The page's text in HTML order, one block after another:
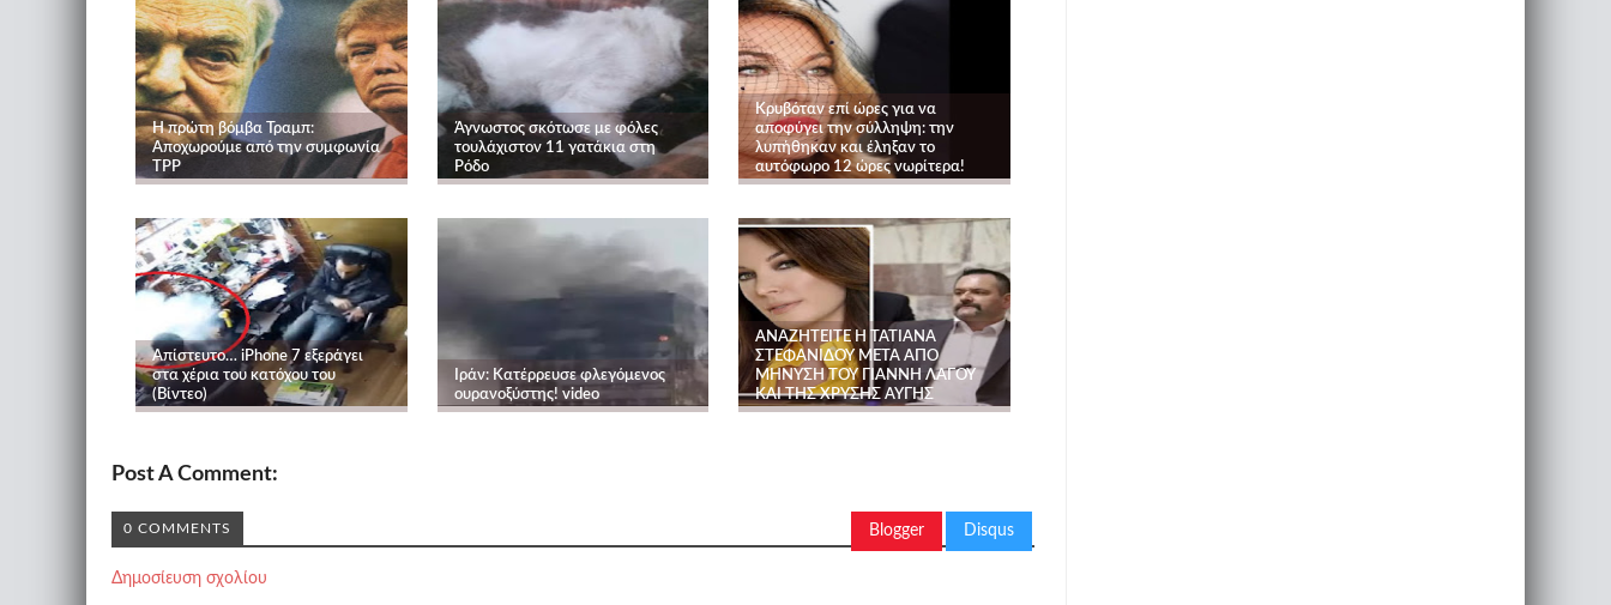
Η πρώτη βόμβα Τραμπ:
Αποχωρούμε από την συμφωνία
TPP
Άγνωστος σκότωσε με φόλες
τουλάχιστον 11 γατάκια στη
Ρόδο
Κρυβόταν επί ώρες για να
αποφύγει την σύλληψη: την
λυπήθηκαν και έληξαν το
αυτόφωρο 12 ώρες νωρίτερα!
Απίστευτο… iPhone 7 εξεράγει
στα χέρια του κατόχου του
(Βίντεο)
Ιράν: Κατέρρευσε φλεγόμενος
ουρανοξύστης! video
ΑΝΑΖΗΤΕΙΤΕ Η ΤΑΤΙΑΝΑ
ΣΤΕΦΑΝΙΔΟΥ ΜΕΤΑ ΑΠΟ
ΜΗΝΥΣΗ ΤΟΥ ΓΙΑΝΝΗ ΛΑΓΟΥ
ΚΑΙ ΤΗΣ ΧΡΥΣΗΣ ΑΥΓΗΣ
Post A Comment:
Blogger Disqus
0 COMMENTS
Δημοσίευση σχολίου